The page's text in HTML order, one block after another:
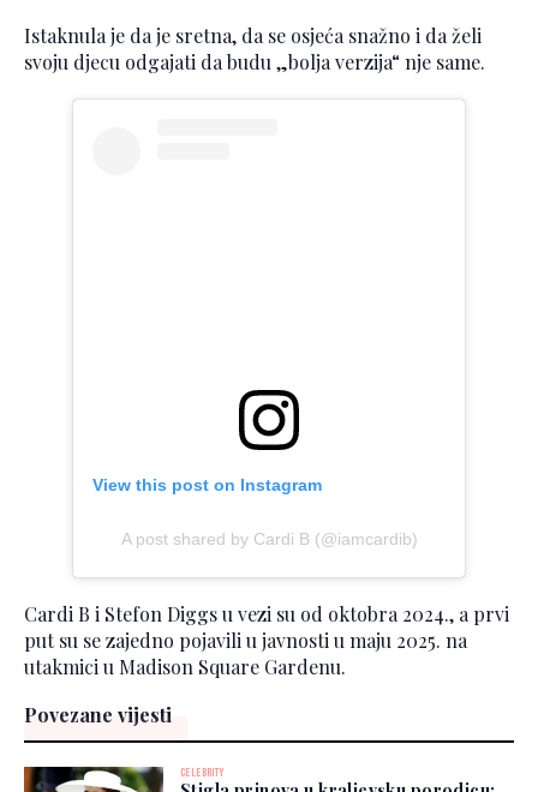
Istaknula je da je sretna, da se osjeća snažno i da želi
svoju djecu odgajati da budu „bolja verzija“ nje same.
View this post on Instagram
A post shared by Cardi B (@iamcardib)
Cardi B i Stefon Diggs u vezi su od oktobra 2024., a prvi
put su se zajedno pojavili u javnosti u maju 2025. na
utakmici u Madison Square Gardenu.
Povezane vijesti
CELEBRITY